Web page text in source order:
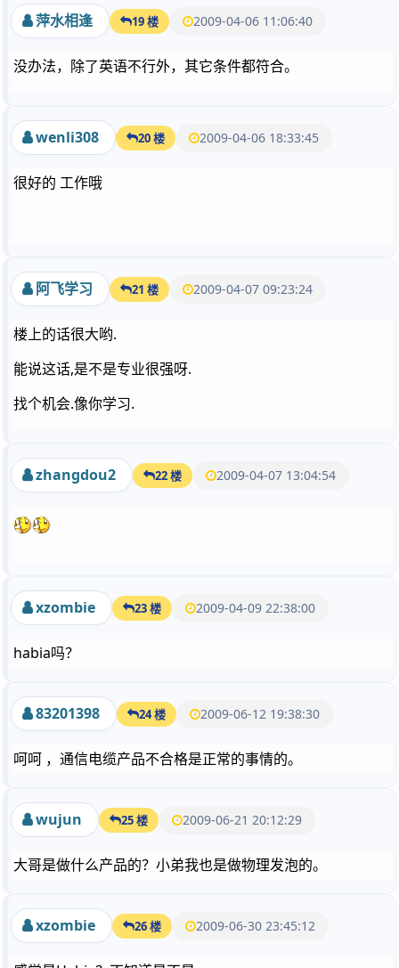
萍水相逢 19 楼 2009-04-06 11:06:40
没办法，除了英语不行外，其它条件都符合。
wenli308 20 楼 2009-04-06 18:33:45
很好的 工作哦
阿飞学习 21 楼 2009-04-07 09:23:24
楼上的话很大哟.
能说这话,是不是专业很强呀.
找个机会.像你学习.
zhangdou2 22 楼 2009-04-07 13:04:54
xzombie 23 楼 2009-04-09 22:38:00
habia吗？
83201398 24 楼 2009-06-12 19:38:30
呵呵 ，通信电缆产品不合格是正常的事情的。
wujun 25 楼 2009-06-21 20:12:29
大哥是做什么产品的？小弟我也是做物理发泡的。
xzombie 26 楼 2009-06-30 23:45:12